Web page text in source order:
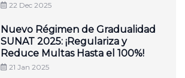
22 Dec 2025
Nuevo Régimen de Gradualidad
SUNAT 2025: ¡Regulariza y
Reduce Multas Hasta el 100%!
21 Jan 2025